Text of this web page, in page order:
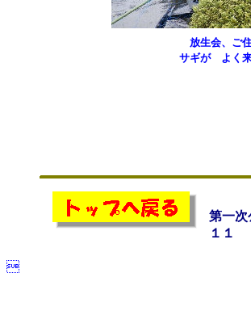
放生会、ご
サギが よく
第一次
１１
